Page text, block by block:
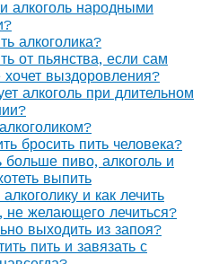
алкоголь народными
алкоголика?
от пьянства, если сам
хочет выздоровления?
алкоголь при длительном
бросить пить человека?
больше пиво, алкоголь и
выпить
и как лечить
не желающего лечиться?
выходить из запоя?
пить и завязать с